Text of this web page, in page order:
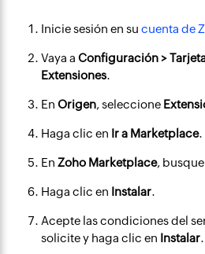
Inicie sesión en sucuenta de
Vaya aConfiguración >
Extensiones.
EnOrigen, seleccione
Haga clic en Ir a Marketplace.
EnZoho Marketplace,
Haga clic en Instalar.
Acepte las condiciones del
solicite y haga clic en Instalar.